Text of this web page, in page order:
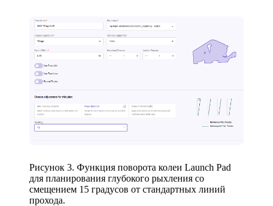
Рисунок 3. Функция поворота колеи Launch Pad
для планирования глубокого рыхления со
смещением 15 градусов от стандартных линий
прохода.